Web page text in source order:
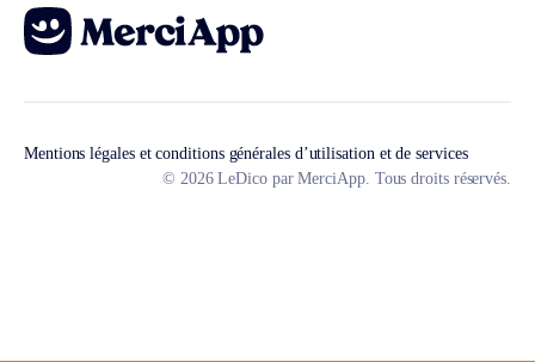
Mentions légales et conditions générales d’utilisation et de services
© 2026 LeDico par MerciApp. Tous droits réservés.